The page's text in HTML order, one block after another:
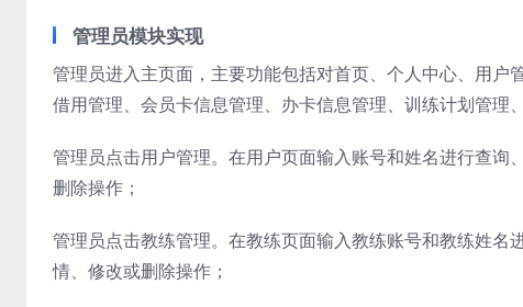
管理员模块实现
管理员进入主页面，主要功能包括对首页、个人中心、用
借用管理、会员卡信息管理、办卡信息管理、训练计划管理
管理员点击用户管理。在用户页面输入账号和姓名进行查
删除操作；
管理员点击教练管理。在教练页面输入教练账号和教练姓
情、修改或删除操作；